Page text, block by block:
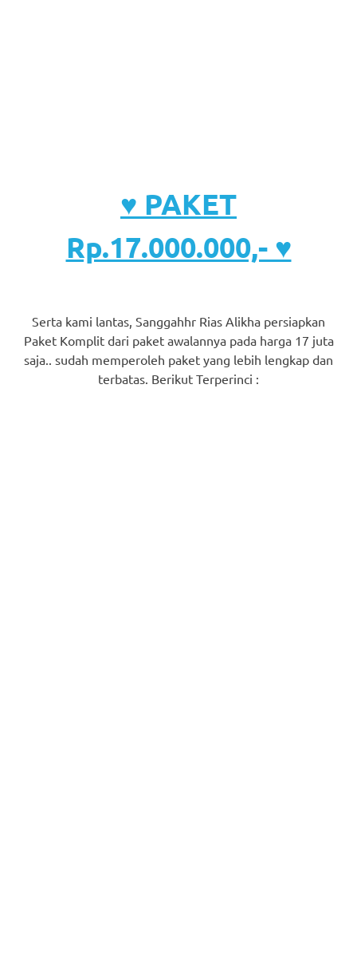
♥ PAKET
Rp.17.000.000,- ♥
Serta kami lantas, Sanggahhr Rias Alikha persiapkan
Paket Komplit dari paket awalannya pada harga 17 juta
saja.. sudah memperoleh paket yang lebih lengkap dan
terbatas. Berikut Terperinci :